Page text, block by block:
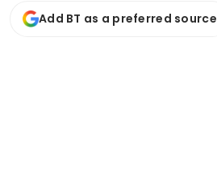
Add BT as a preferred source